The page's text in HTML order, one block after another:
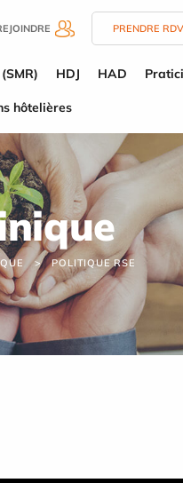
PRENDRE RDV
HDJ HAD
hôtelières
POLITIQUE RSE